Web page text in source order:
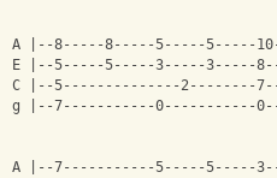
A |--8-----8-----5-----5-----
E |--5-----5-----3-----3-----
C |--5--------------2--------
g |--7-----------0-----------
A |--7-----------5-----5-----